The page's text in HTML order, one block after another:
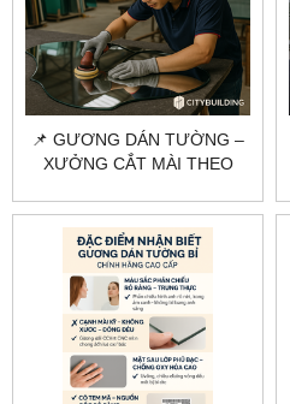
📌 GƯƠNG DÁN TƯỜNG –
XƯỞNG CẮT MÀI THEO
HCM